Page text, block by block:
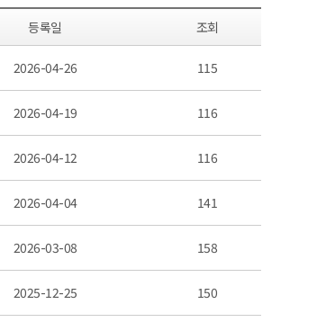
등록일 조회
2026-04-26 115
2026-04-19 116
2026-04-12 116
2026-04-04 141
2026-03-08 158
2025-12-25 150